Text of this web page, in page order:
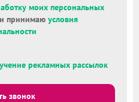
моих персональных
принимаю условия
рекламных рассылок
звонок